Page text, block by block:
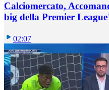
Calciomercato,
big della Premier
02:07